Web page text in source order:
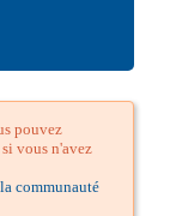
pouvez
vous n'avez
communauté